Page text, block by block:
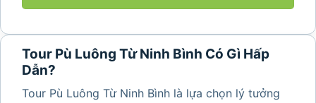
Tour Pù Luông Từ Ninh Bình Có Gì Hấp
Dẫn?
Tour Pù Luông Từ Ninh Bình là lựa chọn lý tưởng